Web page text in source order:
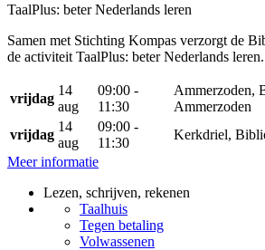
TaalPlus: beter Nederlands leren
Samen met Stichting Kompas verzorgt de
de activiteit TaalPlus: beter Nederlands leren.
vrijdag
14
aug
09:00 -
11:30
Ammerzoden,
Ammerzoden
vrijdag
14
aug
09:00 -
11:30
Kerkdriel,
Meer informatie
Lezen, schrijven, rekenen
Taalhuis
Tegen betaling
Volwassenen